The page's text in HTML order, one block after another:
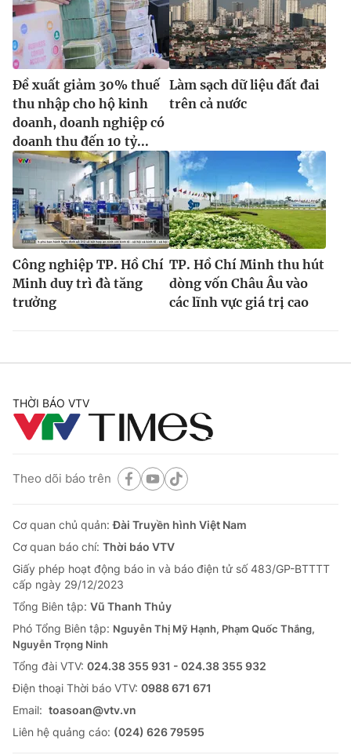
Đề xuất giảm 30% thuế
thu nhập cho hộ kinh
doanh, doanh nghiệp có
doanh thu đến 10 tỷ...
Làm sạch dữ liệu đất đai
trên cả nước
Công nghiệp TP. Hồ Chí
Minh duy trì đà tăng
trưởng
TP. Hồ Chí Minh thu hút
dòng vốn Châu Âu vào
các lĩnh vực giá trị cao
THỜI BÁO VTV
Theo dõi báo trên
Cơ quan chủ quản:Đài Truyền hình Việt Nam
Cơ quan báo chí: Thời báo VTV
Giấy phép hoạt động báo in và báo điện tử số 483/GP-BTTTT
cấp ngày 29/12/2023
Tổng Biên tập: Vũ Thanh Thủy
Phó Tổng Biên tập: Nguyễn Thị Mỹ Hạnh, Phạm Quốc Thắng,
Nguyễn Trọng Ninh
Tổng đài VTV: 024.38 355 931 - 024.38 355 932
Ðiện thoại Thời báo VTV: 0988 671 671
Email: toasoan@vtv.vn
Liên hệ quảng cáo: (024) 626 79595